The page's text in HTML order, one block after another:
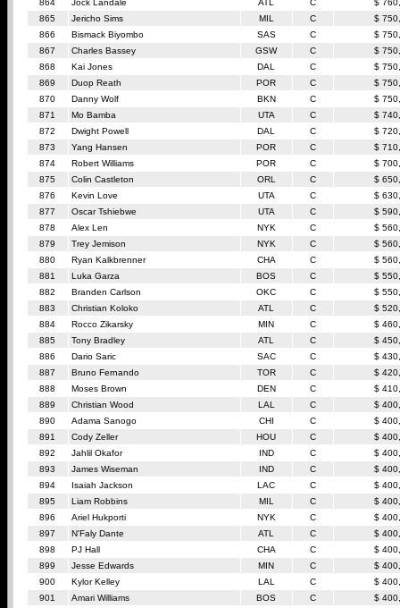
864
Jock Landale ATL C
$
865
Jericho Sims MIL C
$
866
Bismack Biyombo SAS C
$
867
Charles Bassey GSW C
$
868
Kai Jones DAL C
$
869
Duop Reath POR C
$
870
Danny Wolf BKN C
$
871
Mo Bamba UTA C
$
872
Dwight Powell DAL C
$
873
Yang Hansen POR C
$
874
Robert Williams POR C
$
875
Colin Castleton ORL C
$
876
Kevin Love UTA C
$
877
Oscar Tshiebwe UTA C
$
878
Alex Len NYK C
$
879
Trey Jemison NYK C
$
880
Ryan Kalkbrenner CHA C
$
881
Luka Garza BOS C
$
882
Branden Carlson OKC C
$
883
Christian Koloko ATL C
$
884
Rocco Zikarsky MIN C
$
885
Tony Bradley ATL C
$
886
Dario Saric SAC C
$
887
Bruno Fernando TOR C
$
888
Moses Brown DEN C
$
889
Christian Wood LAL C
$
890
Adama Sanogo CHI C
$
891
Cody Zeller HOU C
$
892
Jahlil Okafor IND C
$
893
James Wiseman IND C
$
894
Isaiah Jackson LAC C
$
895
Liam Robbins MIL C
$
896
Ariel Hukporti NYK C
$
897
N'Faly Dante ATL C
$
898
PJ Hall CHA C
$
899
Jesse Edwards MIN C
$
900
Kylor Kelley LAL C
$
901
Amari Williams BOS C
$